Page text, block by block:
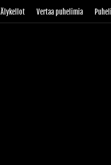
Älykellot Vertaa puhelimia